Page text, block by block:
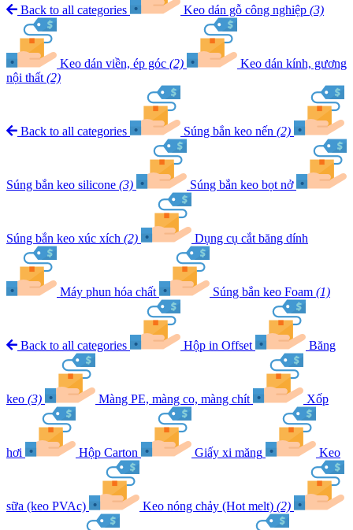
Back to all categories Keo dán gỗ công nghiệp (3)
Keo dán viền, ép góc (2)
Keo dán kính, gương
nội thất (2)
Back to all categories Súng bắn keo nến (2)
Súng bắn keo silicone (3) Súng bắn keo bọt nở
Súng bắn keo xúc xích (2) Dụng cụ cắt băng dính
Máy phun hóa chất Súng bắn keo Foam (1)
Back to all categories Hộp in Offset Băng
keo (3) Màng PE, màng co, màng chít Xốp
hơi Hộp Carton Giấy xi măng Keo
sữa (keo PVAc) Keo nóng chảy (Hot melt) (2)